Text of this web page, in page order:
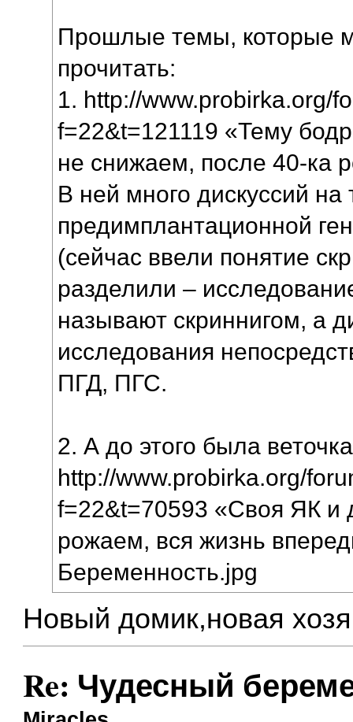
Прошлые темы, которые
прочитать:
1. http://www.probirka.org/
f=22&t=121119 «Тему
не снижаем, после 40-ка
В ней много дискуссий на
предимплантационной
(сейчас ввели понятие
разделили –
называют скриннигом, а
исследования
ПГД, ПГС.
2. А до этого была
http://www.probirka.org/
f=22&t=70593 «Своя ЯК и
рожаем, вся жизнь
Беременность.jpg
Новый домик,новая
Re: Чудесный